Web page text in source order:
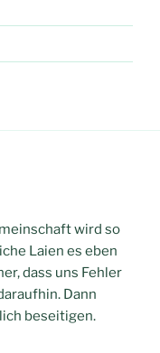
wird so
Laien es eben
dass uns Fehler
Dann
beseitigen.